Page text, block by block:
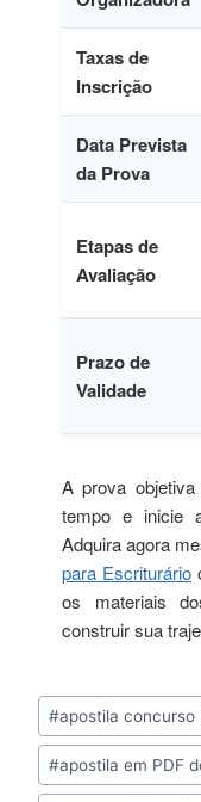
Taxas de
Inscrição
Data Prevista
da Prova
Etapas de
Avaliação
Prazo de
Validade
A prova
tempo e inicie
Adquira agora
para Escriturário
os materiais
construir sua
Tags
do
Post:
#apostila concurso
#apostila em PDF